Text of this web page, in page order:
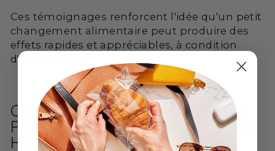
Ces témoignages renforcent l'idée qu'un petit
changement alimentaire peut produire des
effets rapides et appréciables, à condition
d'être régulier.
COMMENT INTÉGRER QUATRE
PORTIONS SANS Y PASSER DES
HEURES